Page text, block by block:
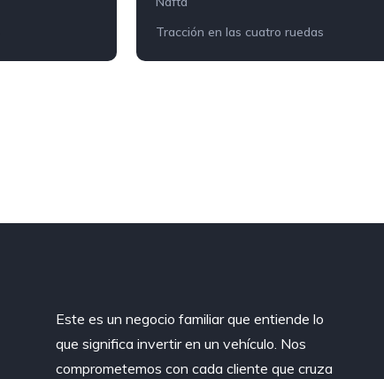
Tracción en las cuatro ruedas
Este es un negocio familiar que entiende lo
que significa invertir en un vehículo. Nos
comprometemos con cada cliente que cruza